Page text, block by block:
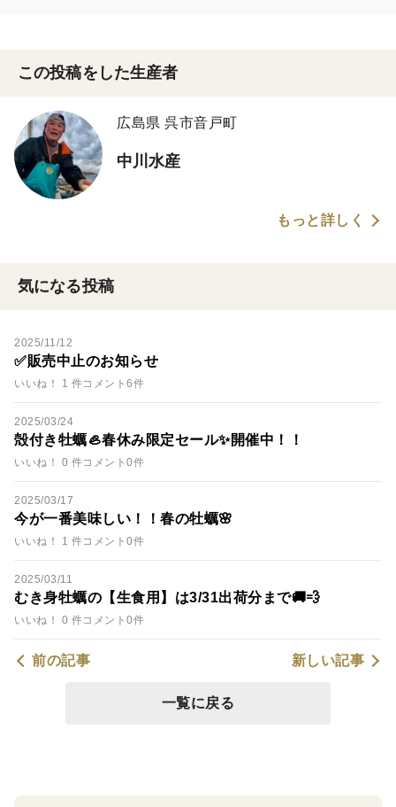
この投稿をした生産者
広島県 呉市音戸町
中川水産
もっと詳しく
気になる投稿
2025/11/12
✅販売中止のお知らせ
いいね！ 1 件コメント6件
2025/03/24
殻付き牡蠣🦪春休み限定セール✨開催中！！
いいね！ 0 件コメント0件
2025/03/17
今が一番美味しい！！春の牡蠣🌸
いいね！ 1 件コメント0件
2025/03/11
むき身牡蠣の【生食用】は3/31出荷分まで🚚💨
いいね！ 0 件コメント0件
前の記事 新しい記事
一覧に戻る